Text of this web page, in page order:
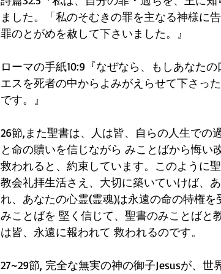
ました。「私のそむきの罪を主なる神様に
罪のとがめを赦して下さいました。』
ローマの手紙10:9『なぜなら、もしあなた
エスを死者の中からよみがえらせて下さっ
です。』
26節,また聖書は、人は皆、自らの人生での
と命の贖いを信じながら みことばから悔い
救われると、約束しています。このように
教会礼拝生活さえ、大切に築いていけば、
れ、あなたの心霊(霊魂)は永遠の命の特権
みことばを 堅く信じて、聖書のみことばと
は皆、永遠に報われて 救われるのです。
27~29節, 完全な無実の神の御子Jesusが、